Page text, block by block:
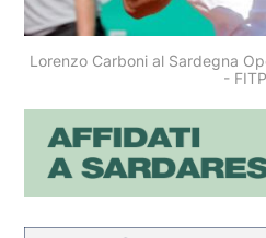
Lorenzo Carboni al Sardegna
- FITP